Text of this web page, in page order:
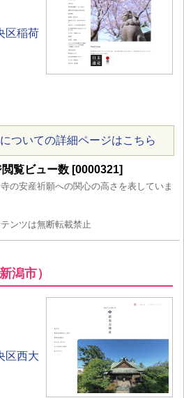
区稲荷
ついての詳細ページはこちら
覧ビュー数 [0000321]
の安産祈願への関心の高さを表していま
ンツは無断転載禁止
潟市）
区西大